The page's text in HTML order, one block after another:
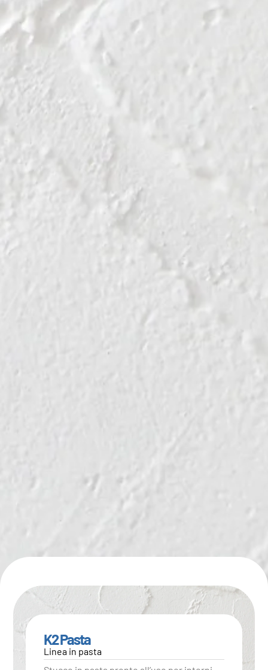
K2 Pasta
Linea in pasta